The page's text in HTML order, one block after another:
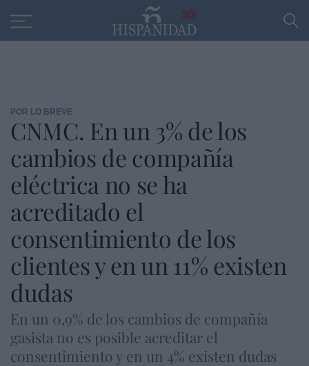
30
POR LO BREVE
CNMC. En un 3% de los
cambios de compañía
eléctrica no se ha
acreditado el
consentimiento de los
clientes y en un 11% existen
dudas
En un 0,9% de los cambios de compañía
gasista no es posible acreditar el
consentimiento y en un 4% existen dudas